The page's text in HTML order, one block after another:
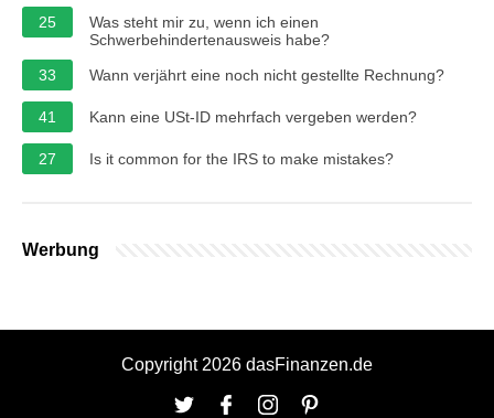
25
Was steht mir zu, wenn ich einen
Schwerbehindertenausweis habe?
33
Wann verjährt eine noch nicht gestellte Rechnung?
41 Kann eine USt-ID mehrfach vergeben werden?
27 Is it common for the IRS to make mistakes?
Werbung
Copyright 2026 dasFinanzen.de